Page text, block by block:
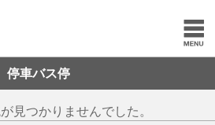
停車バス停
見つかりませんでした。